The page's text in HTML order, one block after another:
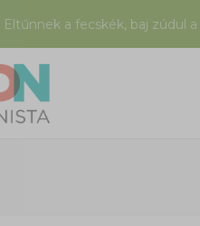
Eltűnnek a fecskék, baj zúdul